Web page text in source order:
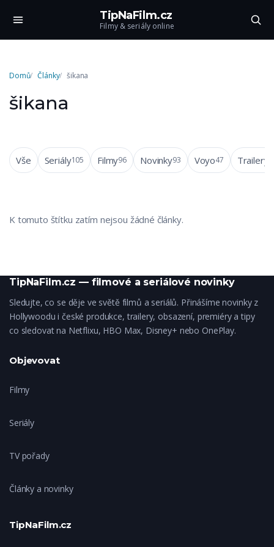
TipNaFilm.cz
Filmy & seriály online
Domů Články šikana
šikana
Vše Seriály105 Filmy96 Novinky93 Voyo47 Trailery
K tomuto štítku zatím nejsou žádné články.
TipNaFilm.cz — filmové a seriálové novinky
Sledujte, co se děje ve světě filmů a seriálů. Přinášíme novinky z
Hollywoodu i české produkce, trailery, obsazení, premiéry a tipy
co sledovat na Netflixu, HBO Max, Disney+ nebo OnePlay.
Objevovat
Filmy
Seriály
TV pořady
Články a novinky
TipNaFilm.cz